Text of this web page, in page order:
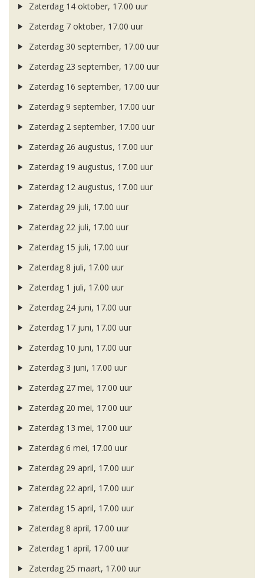
Zaterdag 14 oktober, 17.00 uur
Zaterdag 7 oktober, 17.00 uur
Zaterdag 30 september, 17.00 uur
Zaterdag 23 september, 17.00 uur
Zaterdag 16 september, 17.00 uur
Zaterdag 9 september, 17.00 uur
Zaterdag 2 september, 17.00 uur
Zaterdag 26 augustus, 17.00 uur
Zaterdag 19 augustus, 17.00 uur
Zaterdag 12 augustus, 17.00 uur
Zaterdag 29 juli, 17.00 uur
Zaterdag 22 juli, 17.00 uur
Zaterdag 15 juli, 17.00 uur
Zaterdag 8 juli, 17.00 uur
Zaterdag 1 juli, 17.00 uur
Zaterdag 24 juni, 17.00 uur
Zaterdag 17 juni, 17.00 uur
Zaterdag 10 juni, 17.00 uur
Zaterdag 3 juni, 17.00 uur
Zaterdag 27 mei, 17.00 uur
Zaterdag 20 mei, 17.00 uur
Zaterdag 13 mei, 17.00 uur
Zaterdag 6 mei, 17.00 uur
Zaterdag 29 april, 17.00 uur
Zaterdag 22 april, 17.00 uur
Zaterdag 15 april, 17.00 uur
Zaterdag 8 april, 17.00 uur
Zaterdag 1 april, 17.00 uur
Zaterdag 25 maart, 17.00 uur